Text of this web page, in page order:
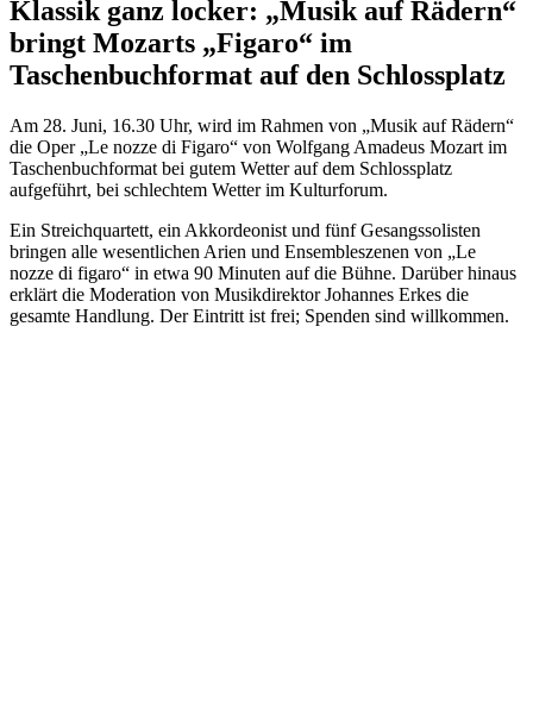
Klassik ganz locker: „Musik auf Rädern“
bringt Mozarts „Figaro“ im
Taschenbuchformat auf den Schlossplatz
Am 28. Juni, 16.30 Uhr, wird im Rahmen von „Musik auf Rädern“
die Oper „Le nozze di Figaro“ von Wolfgang Amadeus Mozart im
Taschenbuchformat bei gutem Wetter auf dem Schlossplatz
aufgeführt, bei schlechtem Wetter im Kulturforum.
Ein Streichquartett, ein Akkordeonist und fünf Gesangssolisten
bringen alle wesentlichen Arien und Ensembleszenen von „Le
nozze di figaro“ in etwa 90 Minuten auf die Bühne. Darüber hinaus
erklärt die Moderation von Musikdirektor Johannes Erkes die
gesamte Handlung. Der Eintritt ist frei; Spenden sind willkommen.